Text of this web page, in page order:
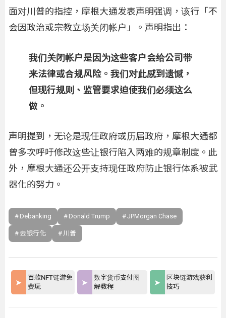
面对川普的指控，摩根大通发表声明强调，该行「不
会因政治或宗教立场关闭帐户」。声明指出：
我们关闭帐户是因为这些客户会给公司带
来法律或合规风险。我们对此感到遗憾，
但现行规则、监管要求迫使我们必须这么
做。
声明提到，无论是现任政府或历届政府，摩根大通都
曾多次呼吁修改这些让银行陷入两难的规章制度。此
外，摩根大通还公开支持现任政府防止银行体系被武
器化的努力。
Debanking Donald Trump JPMorgan Chase
去银行化 川普
百款NFT链游免
费玩
数字货币支付图
解教程
区块链游戏获利
技巧